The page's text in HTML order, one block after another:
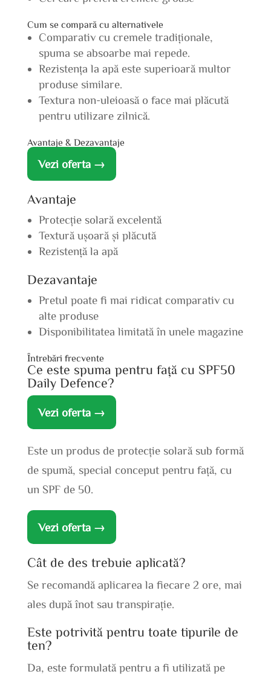
Cum se compară cu alternativele
Comparativ cu cremele tradiționale,
spuma se absoarbe mai repede.
Rezistența la apă este superioară multor
produse similare.
Textura non-uleioasă o face mai plăcută
pentru utilizare zilnică.
Avantaje & Dezavantaje
Vezi oferta →
Avantaje
Protecție solară excelentă
Textură ușoară și plăcută
Rezistență la apă
Dezavantaje
Pretul poate fi mai ridicat comparativ cu
alte produse
Disponibilitatea limitată în unele magazine
Întrebări frecvente
Ce este spuma pentru față cu SPF50
Daily Defence?
Vezi oferta →
Este un produs de protecție solară sub formă
de spumă, special conceput pentru față, cu
un SPF de 50.
Vezi oferta →
Cât de des trebuie aplicată?
Se recomandă aplicarea la fiecare 2 ore, mai
ales după înot sau transpirație.
Este potrivită pentru toate tipurile de
ten?
Da, este formulată pentru a fi utilizată pe